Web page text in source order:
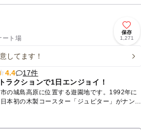
ート場
保存
1,271
してます！
4.4
17件
ラクションで1日エンジョイ！
の城島高原に位置する遊園地です。1992年に
本初の木製コースター「ジュピター」がナンバ